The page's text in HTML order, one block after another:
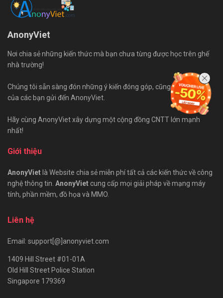
AnonyViet
Nơi chia sẻ những kiến thức mà bạn chưa từng được học trên ghế
nhà trường!
Chúng tôi sẵn sàng đón những ý kiến đóng góp, cũng như bài viết
của các bạn gửi đến AnonyViet.
Hãy cùng AnonyViet xây dựng một cộng đồng CNTT lớn mạnh
nhất!
Giới thiệu
AnonyVietlà Website chia sẻ miễn phí tất cả các kiến thức về công
nghệ thông tin. AnonyViet cung cấp mọi giải pháp về mạng máy
tính, phần mềm, đồ họa và MMO.
Liên hệ
Email: support[@]anonyviet.com
1409 Hill Street #01-01A
Old Hill Street Police Station
Singapore 179369